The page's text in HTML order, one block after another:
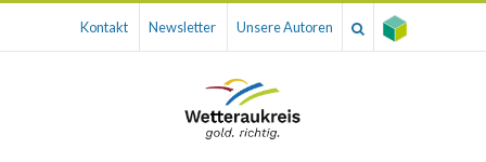
Kontakt Newsletter Unsere Autoren